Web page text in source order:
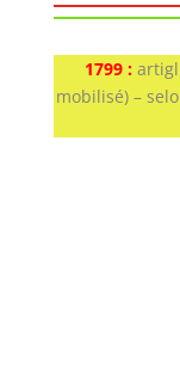
1799 :
mobilisé) –